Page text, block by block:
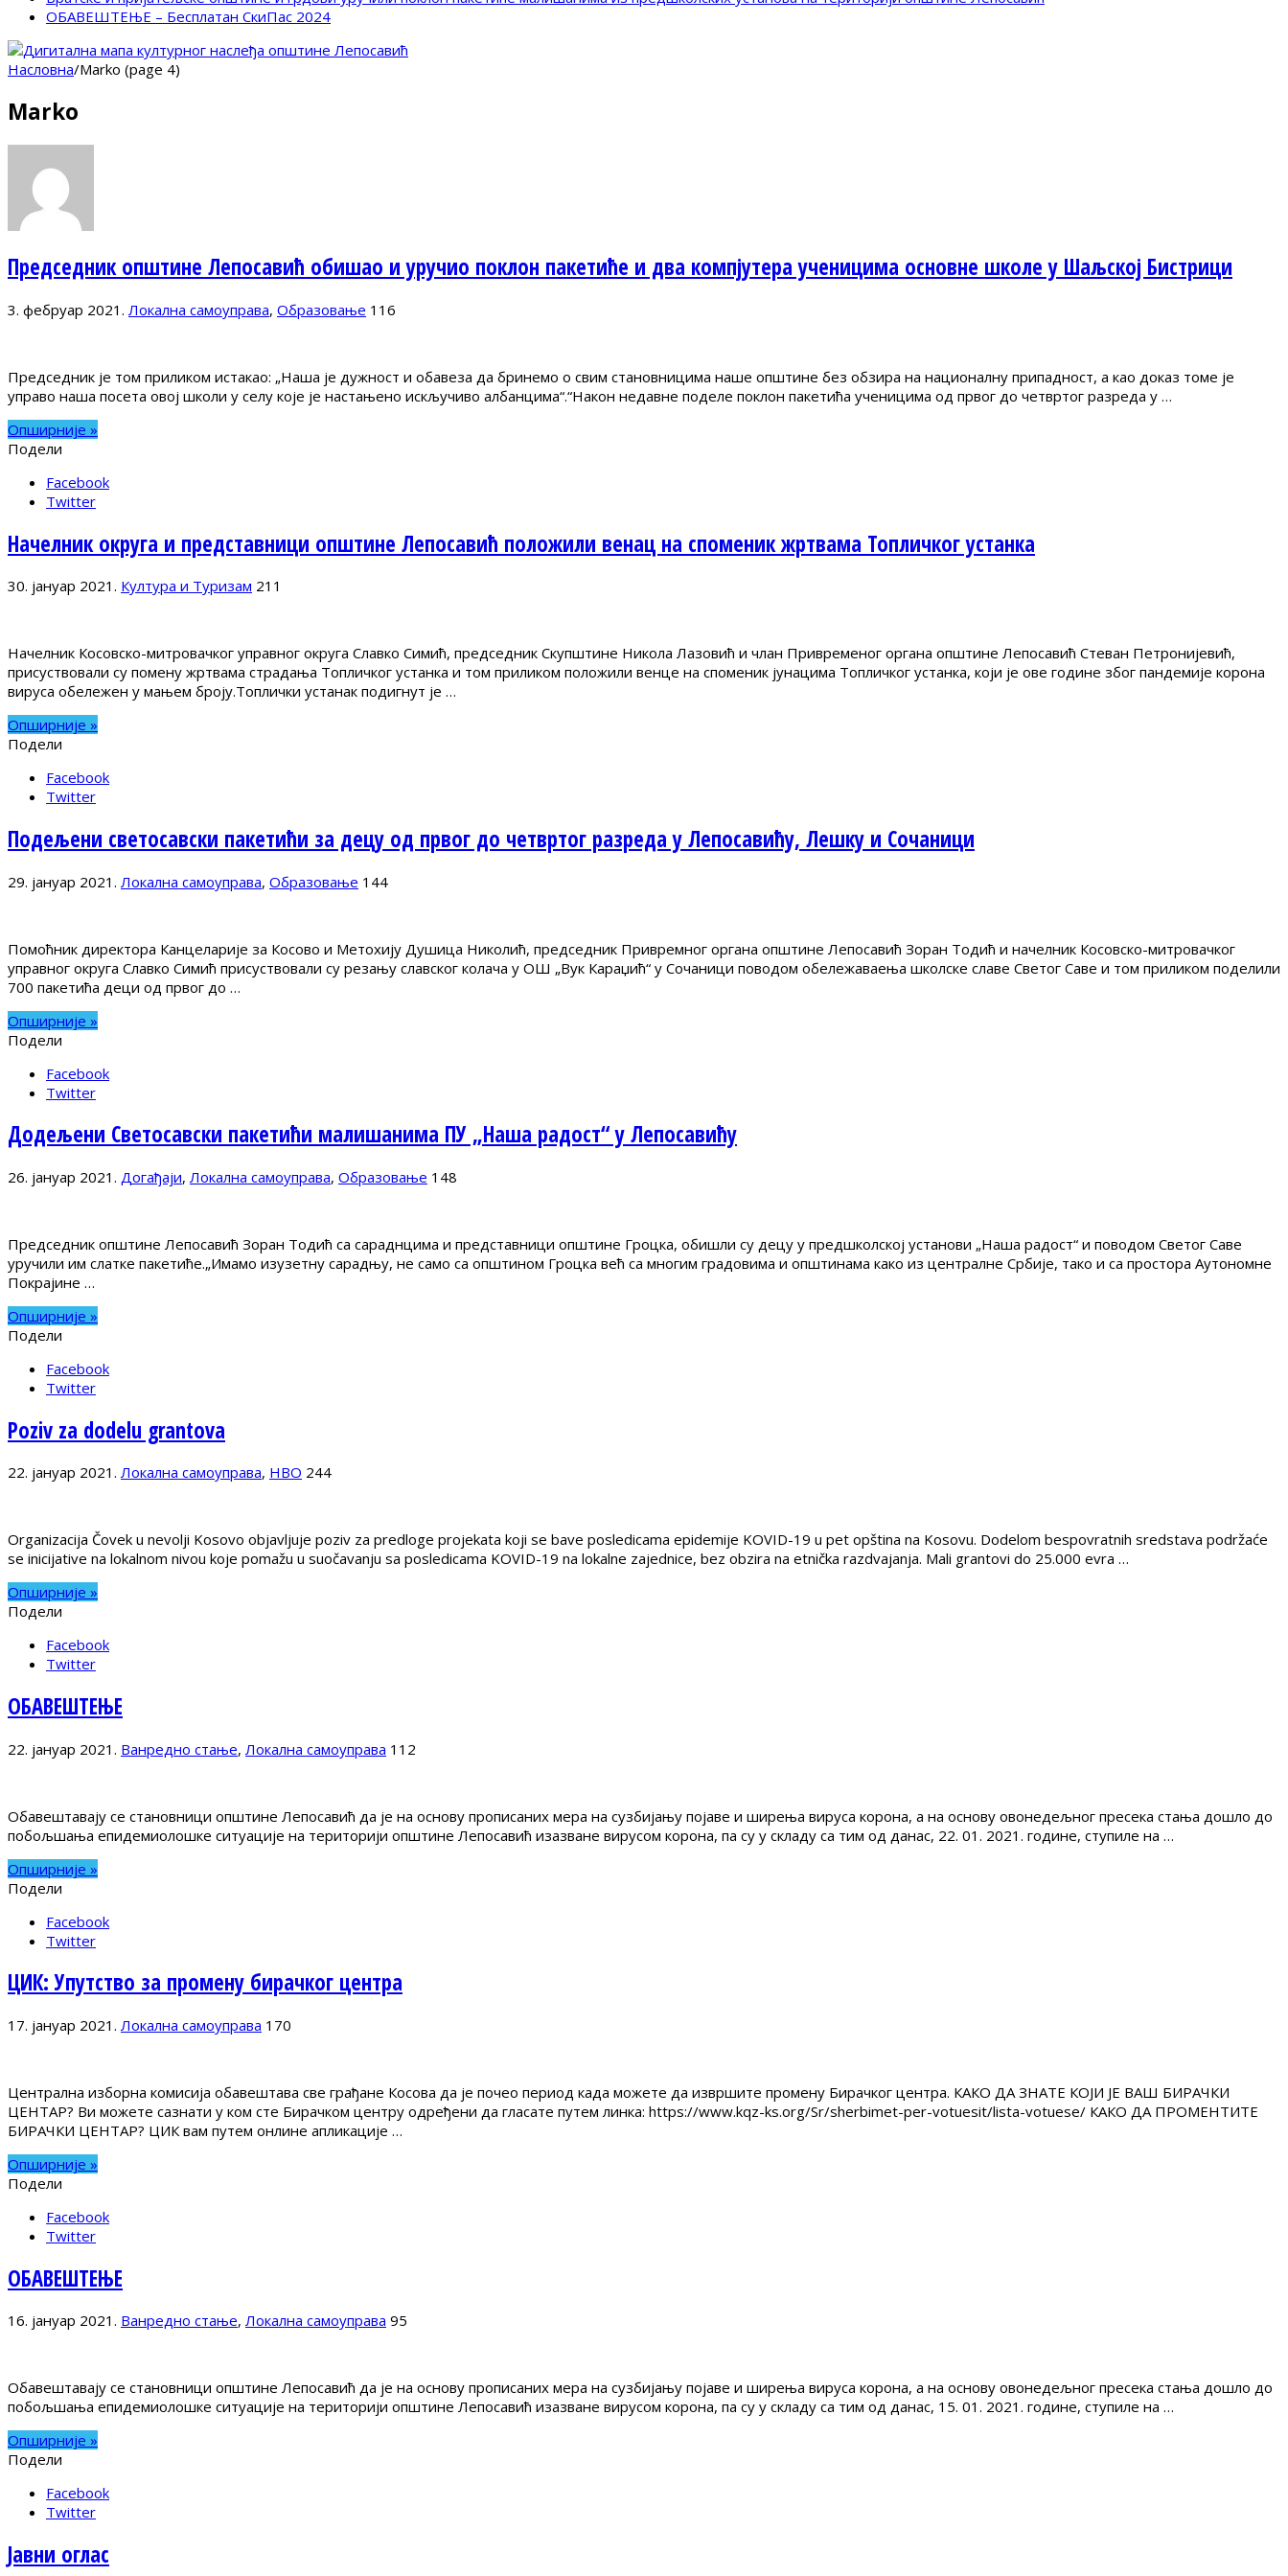
ОБАВЕШТЕЊЕ – Бесплатан СкиПас 2024
Насловна/Marko (page 4)
Marko
Председник општине Лепосавић обишао и уручио поклон пакетиће и два компјутера ученицима основне школе у Шаљској Бистрици
3. фебруар 2021. Локална самоуправа, Образовање 116
Председник је том приликом истакао: „Наша је дужност и обавеза да бринемо о свим становницима наше општине без обзира на националну припадност, а као доказ томе је
управо наша посета овој школи у селу које је настањено искључиво албанцима“.“Након недавне поделе поклон пакетића ученицима од првог до четвртог разреда у …
Опширније »
Подели
Facebook
Twitter
Начелник округа и представници општине Лепосавић положили венац на споменик жртвама Топличког устанка
30. јануар 2021. Култура и Туризам 211
Начелник Косовско-митровачког управног округа Славко Симић, председник Скупштине Никола Лазовић и члан Привременог органа општине Лепосавић Стеван Петронијевић,
присуствовали су помену жртвама страдања Топличког устанка и том приликом положили венце на споменик јунацима Топличког устанка, који је ове године због пандемије корона
вируса обележен у мањем броју.Топлички устанак подигнут је …
Опширније »
Подели
Facebook
Twitter
Подељени светосавски пакетићи за децу од првог до четвртог разреда у Лепосавићу, Лешку и Сочаници
29. јануар 2021. Локална самоуправа, Образовање 144
Помоћник директора Канцеларије за Косово и Метохију Душица Николић, председник Привремног органа општине Лепосавић Зоран Тодић и начелник Косовско-митровачког
управног округа Славко Симић присуствовали су резању славског колача у ОШ „Вук Караџић“ у Сочаници поводом обележаваења школске славе Светог Саве и том приликом поделили
700 пакетића деци од првог до …
Опширније »
Подели
Facebook
Twitter
Додељени Светосавски пакетићи малишанима ПУ „Наша радост“ у Лепосавићу
26. јануар 2021. Догађаји, Локална самоуправа, Образовање 148
Председник општине Лепосавић Зоран Тодић са сараднцима и представници општине Гроцка, обишли су децу у предшколској установи „Наша радост“ и поводом Светог Саве
уручили им слатке пакетиће.„Имамо изузетну сарадњу, не само са општином Гроцка већ са многим градовима и општинама како из централне Србије, тако и са простора Аутономне
Покрајине …
Опширније »
Подели
Facebook
Twitter
Poziv za dodelu grantova
22. јануар 2021. Локална самоуправа, НВО 244
Organizacija Čovek u nevolji Kosovo objavljuje poziv za predloge projekata koji se bave posledicama epidemije KOVID-19 u pet opština na Kosovu. Dodelom bespovratnih sredstava podržaće
se inicijative na lokalnom nivou koje pomažu u suočavanju sa posledicama KOVID-19 na lokalne zajednice, bez obzira na etnička razdvajanja. Mali grantovi do 25.000 evra …
Опширније »
Подели
Facebook
Twitter
ОБАВЕШТЕЊЕ
22. јануар 2021. Ванредно стање, Локална самоуправа 112
Обавештавају се становници општине Лепосавић да је на основу прописаних мера на сузбијању појаве и ширења вируса корона, а на основу овонедељног пресека стања дошло до
побољшања епидемиолошке ситуације на територији општине Лепосавић изазване вирусом корона, па су у складу са тим од данас, 22. 01. 2021. године, ступиле на …
Опширније »
Подели
Facebook
Twitter
ЦИК: Упутство за промену бирачког центра
17. јануар 2021. Локална самоуправа 170
Централна изборна комисија обавештава све грађане Косова да је почео период када можете да извршите промену Бирачког центра. КАКО ДА ЗНАТЕ КОЈИ ЈЕ ВАШ БИРАЧКИ
ЦЕНТАР? Ви можете сазнати у ком сте Бирачком центру одређени да гласате путем линка: https://www.kqz-ks.org/Sr/sherbimet-per-votuesit/lista-votuese/ КАКО ДА ПРОМЕНТИТЕ
БИРАЧКИ ЦЕНТАР? ЦИК вам путем онлине апликације …
Опширније »
Подели
Facebook
Twitter
ОБАВЕШТЕЊЕ
16. јануар 2021. Ванредно стање, Локална самоуправа 95
Обавештавају се становници општине Лепосавић да је на основу прописаних мера на сузбијању појаве и ширења вируса корона, а на основу овонедељног пресека стања дошло до
побољшања епидемиолошке ситуације на територији општине Лепосавић изазване вирусом корона, па су у складу са тим од данас, 15. 01. 2021. године, ступиле на …
Опширније »
Подели
Facebook
Twitter
Јавни оглас